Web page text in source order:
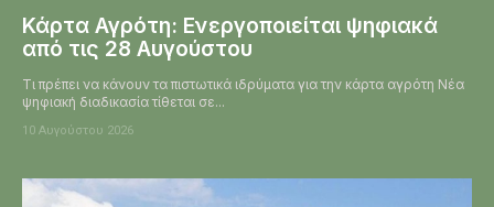
Κάρτα Αγρότη: Ενεργοποιείται ψηφιακά
από τις 28 Αυγούστου
Τι πρέπει να κάνουν τα πιστωτικά ιδρύματα για την κάρτα αγρότη Νέα
ψηφιακή διαδικασία τίθεται σε...
10 Αυγούστου 2026